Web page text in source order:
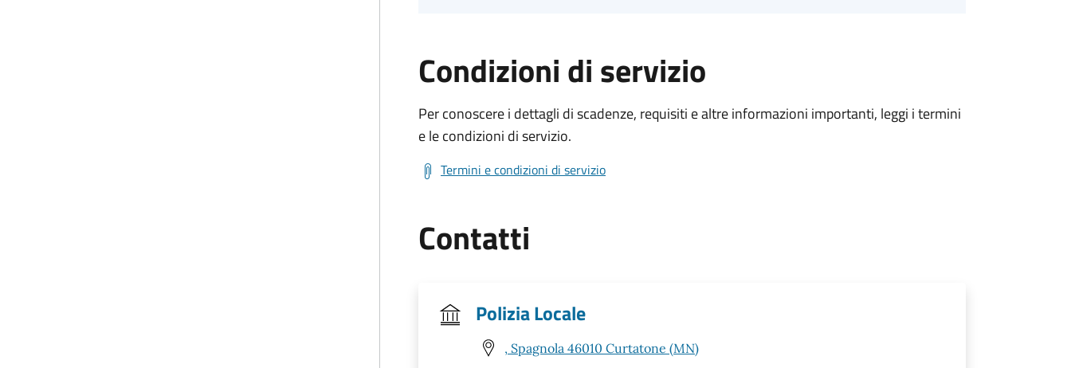
Condizioni di servizio
Per conoscere i dettagli di scadenze, requisiti e altre informazioni importanti, leggi i termini
e le condizioni di servizio.
Termini e condizioni di servizio
Contatti
Polizia Locale
, Spagnola 46010 Curtatone (MN)